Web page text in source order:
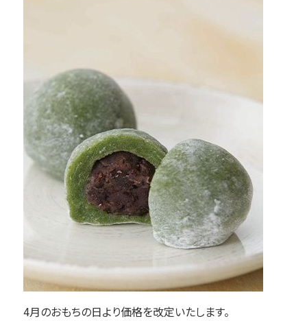
4月のおもちの日より価格を改定いたします。